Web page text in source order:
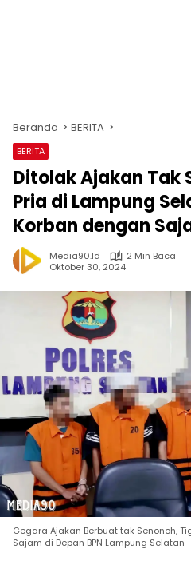
Beranda BERITA
BERITA
Ditolak Ajakan Tak
Pria di Lampung
Korban dengan
Media90.id
2 Min Baca
Oktober 30, 2024
Gegara Ajakan Berbuat tak Senonoh,
Sajam di Depan BPN Lampung Selatan